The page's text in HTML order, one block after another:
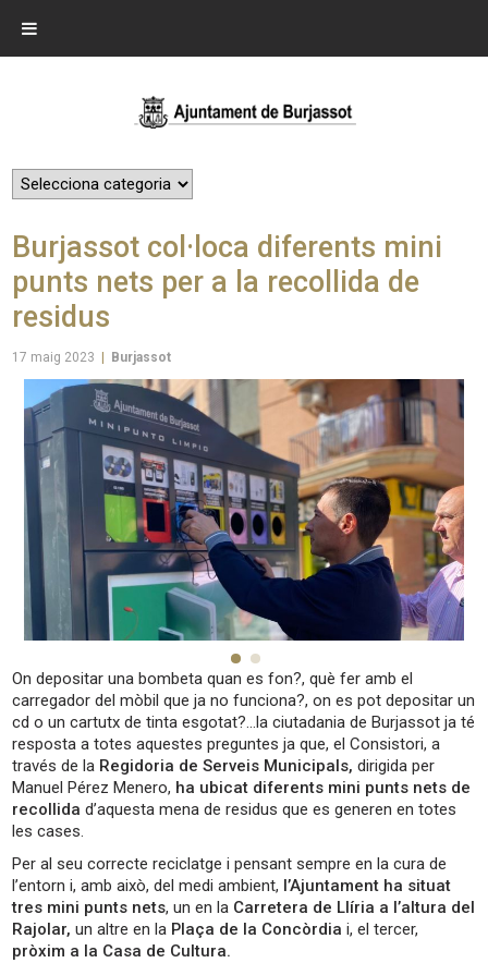
Burjassot col·loca diferents mini
punts nets per a la recollida de
residus
17 maig 2023 Burjassot
On depositar una bombeta quan es fon?, què fer amb el
carregador del mòbil que ja no funciona?, on es pot depositar un
cd o un cartutx de tinta esgotat?…la ciutadania de Burjassot ja té
resposta a totes aquestes preguntes ja que, el Consistori, a
través de la Regidoria de Serveis Municipals, dirigida per
Manuel Pérez Menero, ha ubicat diferents mini punts nets de
recollida d’aquesta mena de residus que es generen en totes
les cases.
Per al seu correcte reciclatge i pensant sempre en la cura de
l’entorn i, amb això, del medi ambient, l’Ajuntament ha situat
tres mini punts nets, un en la Carretera de Llíria a l’altura del
Rajolar, un altre en la Plaça de la Concòrdia i, el tercer,
pròxim a la Casa de Cultura.